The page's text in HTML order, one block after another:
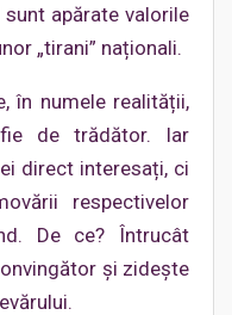
apărate valorile
„tirani” naționali.
în numele realității,
de trădător. Iar
direct interesați, ci
respectivelor
De ce? Întrucât
și zidește